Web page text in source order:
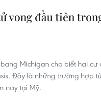
vong đầu tiên
Michigan cho biết hai
Đây là những trường hợp
nay tại Mỹ.